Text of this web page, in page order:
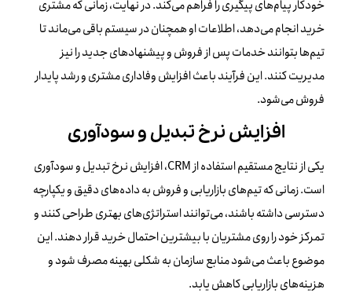
خودکار پیام‌های پیگیری را فراهم می‌کند. در نهایت، زمانی که مشتری
خرید انجام می‌دهد، اطلاعات او همچنان در سیستم باقی می‌ماند تا
تیم‌ها بتوانند خدمات پس از فروش و پیشنهادهای جدید را نیز
مدیریت کنند. این فرآیند باعث افزایش وفاداری مشتری و رشد پایدار
فروش می‌شود.
افزایش نرخ تبدیل و سودآوری
یکی از نتایج مستقیم استفاده از CRM، افزایش نرخ تبدیل و سودآوری
است. زمانی که تیم‌های بازاریابی و فروش به داده‌های دقیق و یکپارچه
دسترسی داشته باشند، می‌توانند استراتژی‌های بهتری طراحی کنند و
تمرکز خود را روی مشتریان با بیشترین احتمال خرید قرار دهند. این
موضوع باعث می‌شود منابع سازمان به شکلی بهینه مصرف شود و
هزینه‌های بازاریابی کاهش یابد.